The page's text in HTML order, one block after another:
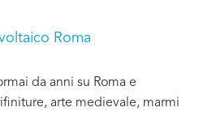
Roma
da anni su Roma e
arte medievale, marmi